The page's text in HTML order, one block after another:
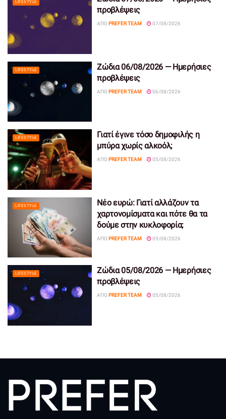
LIFESTYLE
προβλέψεις
ΑΠΌ PREFER TEAM 07/08/2026
LIFESTYLE
Ζώδια 06/08/2026 — Ημερήσιες
προβλέψεις
ΑΠΌ PREFER TEAM 06/08/2026
LIFESTYLE
Γιατί έγινε τόσο δημοφιλής η
μπύρα χωρίς αλκοόλ;
ΑΠΌ PREFER TEAM 05/08/2026
LIFESTYLE
Νέο ευρώ: Γιατί αλλάζουν τα
χαρτονομίσματα και πότε θα τα
δούμε στην κυκλοφορία;
ΑΠΌ PREFER TEAM 05/08/2026
LIFESTYLE
Ζώδια 05/08/2026 — Ημερήσιες
προβλέψεις
ΑΠΌ PREFER TEAM 05/08/2026